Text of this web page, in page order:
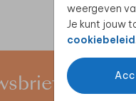
weergeven
Je kunt jouw
cookiebeleid